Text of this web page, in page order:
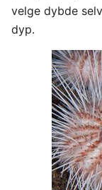
velge dybde
dyp.